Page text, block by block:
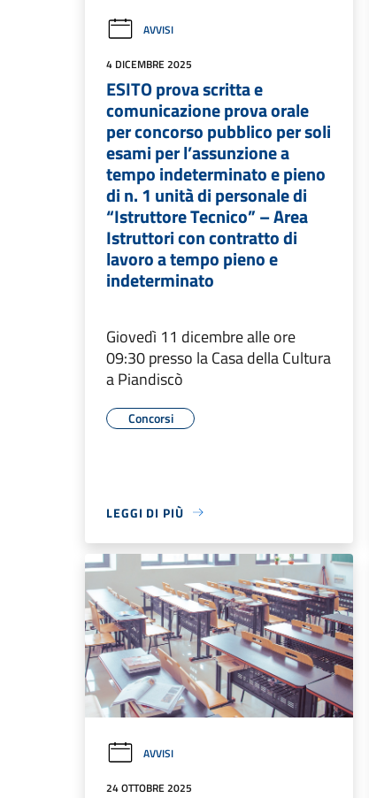
AVVISI
4 DICEMBRE 2025
ESITO prova scritta e
comunicazione prova orale
per concorso pubblico per soli
esami per l’assunzione a
tempo indeterminato e pieno
di n. 1 unità di personale di
“Istruttore Tecnico” – Area
Istruttori con contratto di
lavoro a tempo pieno e
indeterminato
Giovedì 11 dicembre alle ore
09:30 presso la Casa della Cultura
a Piandiscò
Concorsi
LEGGI DI PIÙ
AVVISI
24 OTTOBRE 2025